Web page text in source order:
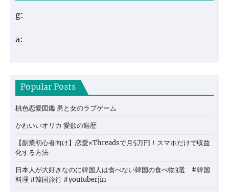
g:
a:
Popular Posts
桃色恋愛図鑑 男と女のラブゲーム
かわいいオリカ 愛欲の遍歴
【副業初心者向け】恋愛×Threadsで月5万円！スマホだけで収益
化する方法
日本人が大好きなのに韓国人は食べない韓国の食べ物3選 #韓国
料理 #韓国旅行 #youtuberjin